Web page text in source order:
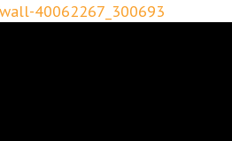
40062267_300693